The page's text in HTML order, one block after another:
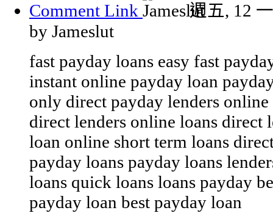
Comment Link
週五, 12
by Jameslut
fast payday loans easy fast
instant online payday loan
only direct payday lenders
direct lenders online loans direct
loan online short term loans
payday loans payday loans
loans quick loans loans payday
payday loan best payday loan